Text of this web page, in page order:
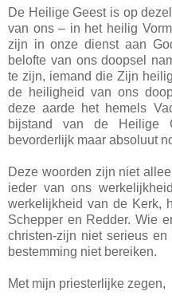
De Heilige Geest is op
van ons – in het heilig
zijn in onze dienst aan
belofte van ons doopsel
te zijn, iemand die Zijn
de heiligheid van ons
deze aarde het hemels
bijstand van de Heilige
bevorderlijk maar absoluut
Deze woorden zijn niet
ieder van ons
werkelijkheid van de Kerk,
Schepper en Redder. Wie
christen-zijn niet serieus
bestemming niet bereiken.
Met mijn priesterlijke zegen,